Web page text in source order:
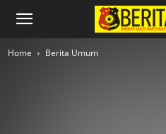
Home Berita Umum